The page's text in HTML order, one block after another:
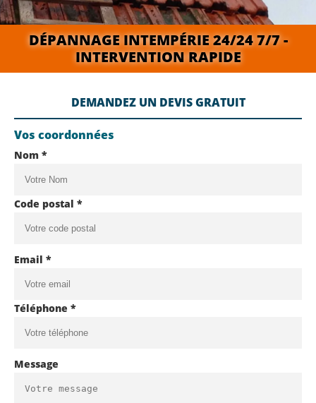
DÉPANNAGE INTEMPÉRIE 24/24 7/7 -
INTERVENTION RAPIDE
DEMANDEZ UN DEVIS GRATUIT
Vos coordonnées
Nom *
Code postal *
Email *
Téléphone *
Message